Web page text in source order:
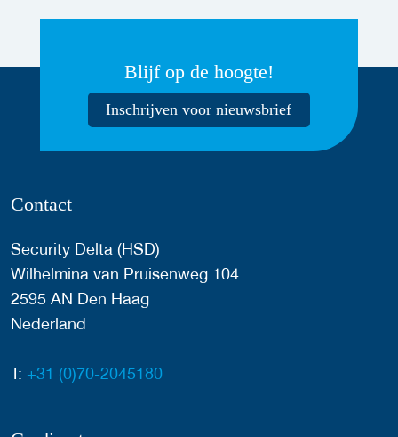
Blijf op de hoogte!
Inschrijven voor nieuwsbrief
Contact
Security Delta (HSD)
Wilhelmina van Pruisenweg 104
2595 AN Den Haag
Nederland
T: +31 (0)70-2045180